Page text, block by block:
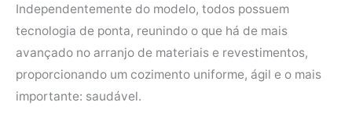
Independentemente do modelo, todos possuem
tecnologia de ponta, reunindo o que há de mais
avançado no arranjo de materiais e revestimentos,
proporcionando um cozimento uniforme, ágil e o mais
importante: saudável.